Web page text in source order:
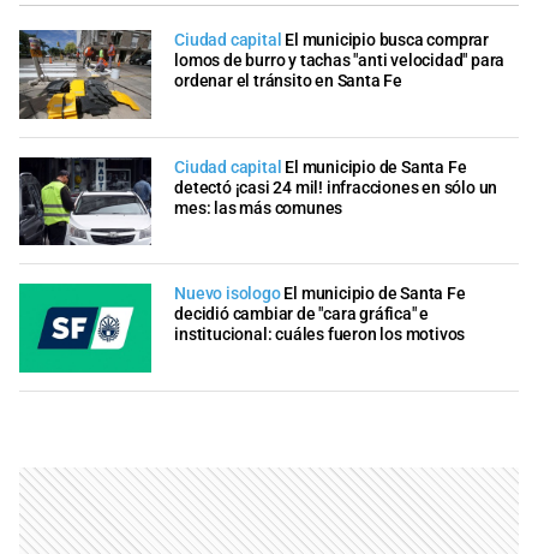
Ciudad capital El municipio busca comprar
lomos de burro y tachas "anti velocidad" para
ordenar el tránsito en Santa Fe
Ciudad capital El municipio de Santa Fe
detectó ¡casi 24 mil! infracciones en sólo un
mes: las más comunes
Nuevo isologo El municipio de Santa Fe
decidió cambiar de "cara gráfica" e
institucional: cuáles fueron los motivos